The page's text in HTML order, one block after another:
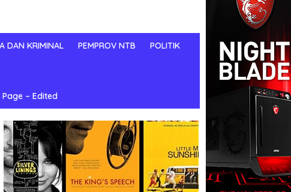
DAN KRIMINAL PEMPROV NTB POLITIK
Page – Edited